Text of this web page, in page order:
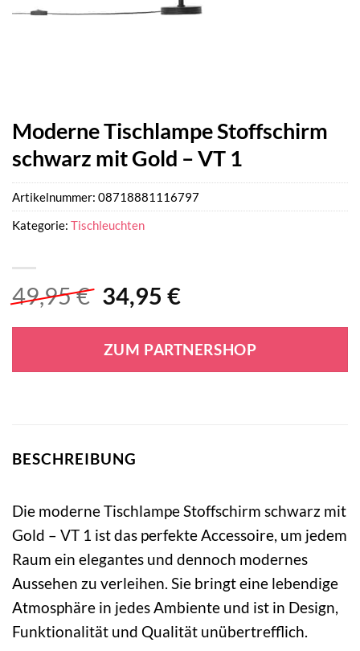
Moderne Tischlampe Stoffschirm
schwarz mit Gold – VT 1
49,95€ Ursprünglicher
war:
49,95 €
34,95 €Aktueller
ist:
34,95 €.
ZUM PARTNERSHOP
Artikelnummer: 08718881116797
Kategorie: Tischleuchten
BESCHREIBUNG
Die moderne Tischlampe Stoffschirm schwarz mit
Gold – VT 1 ist das perfekte Accessoire, um jedem
Raum ein elegantes und dennoch modernes
Aussehen zu verleihen. Sie bringt eine lebendige
Atmosphäre in jedes Ambiente und ist in Design,
Funktionalität und Qualität unübertrefflich.